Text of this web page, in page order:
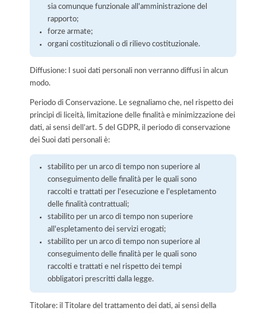
sia comunque funzionale all'amministrazione del
rapporto;
forze armate;
organi costituzionali o di rilievo costituzionale.
Diffusione: I suoi dati personali non verranno diffusi in alcun
modo.
Periodo di Conservazione. Le segnaliamo che, nel rispetto dei
principi di liceità, limitazione delle finalità e minimizzazione dei
dati, ai sensi dell’art. 5 del GDPR, il periodo di conservazione
dei Suoi dati personali è:
stabilito per un arco di tempo non superiore al
conseguimento delle finalità per le quali sono
raccolti e trattati per l'esecuzione e l'espletamento
delle finalità contrattuali;
stabilito per un arco di tempo non superiore
all'espletamento dei servizi erogati;
stabilito per un arco di tempo non superiore al
conseguimento delle finalità per le quali sono
raccolti e trattati e nel rispetto dei tempi
obbligatori prescritti dalla legge.
Titolare: il Titolare del trattamento dei dati, ai sensi della